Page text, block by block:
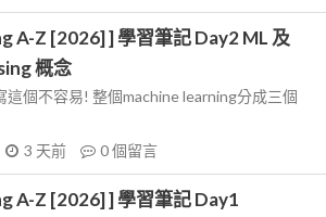
A-Z [2026] ] 學習筆記 Day2 ML 及
概念
這個不容易! 整個machine learning分成三個
3 天前 0個留言
A-Z [2026] ] 學習筆記 Day1